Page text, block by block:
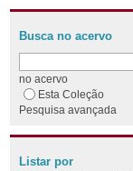
Busca no acervo
no acervo
Esta Coleção
Pesquisa avançada
Listar por